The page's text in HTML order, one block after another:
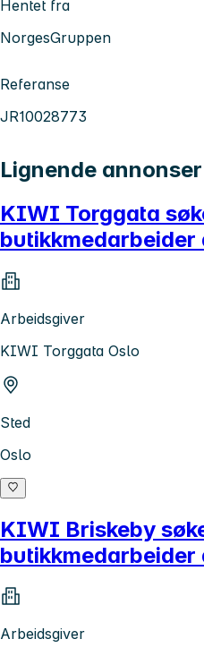
Hentet fra
NorgesGruppen
Referanse
JR10028773
Lignende annonser
KIWI Torggata
butikkmedarbeider
Arbeidsgiver
KIWI Torggata Oslo
Sted
Oslo
KIWI Briskeby
butikkmedarbeider
Arbeidsgiver